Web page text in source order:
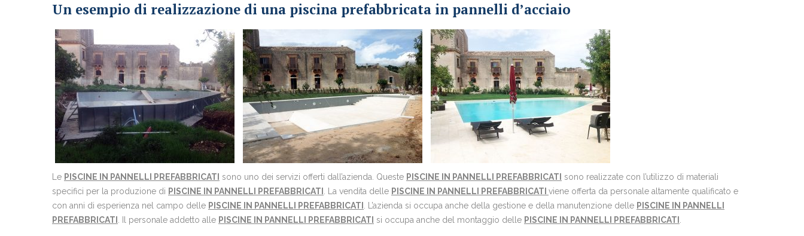
Un esempio di realizzazione di una piscina prefabbricata in pannelli d’acciaio
Le PISCINE IN PANNELLI PREFABBRICATI sono uno dei servizi offerti dall’azienda. Queste PISCINE IN PANNELLI PREFABBRICATI sono realizzate con l’utilizzo di materiali
specifici per la produzione di PISCINE IN PANNELLI PREFABBRICATI . La vendita delle PISCINE IN PANNELLI PREFABBRICATI viene offerta da personale altamente qualificato e
con anni di esperienza nel campo delle PISCINE IN PANNELLI PREFABBRICATI . L’azienda si occupa anche della gestione e della manutenzione delle PISCINE IN PANNELLI
PREFABBRICATI
. Il personale addetto alle PISCINE IN PANNELLI PREFABBRICATI si occupa anche del montaggio delle PISCINE IN PANNELLI PREFABBRICATI